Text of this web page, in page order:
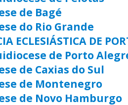
de Bagé
do Rio Grande
ECLESIÁSTICA DE
de Porto
de Caxias do Sul
de Montenegro
de Novo Hamburgo